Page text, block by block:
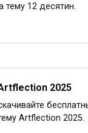
тему 12 десятин.
2025
Artflection 2025.